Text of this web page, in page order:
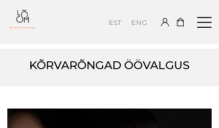
EST ENG
KÕRVARÕNGAD ÖÖVALGUS